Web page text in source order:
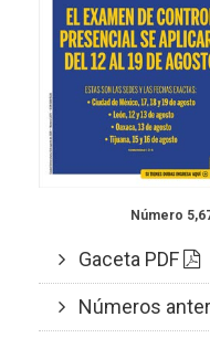
Número
Gaceta PDF
Números